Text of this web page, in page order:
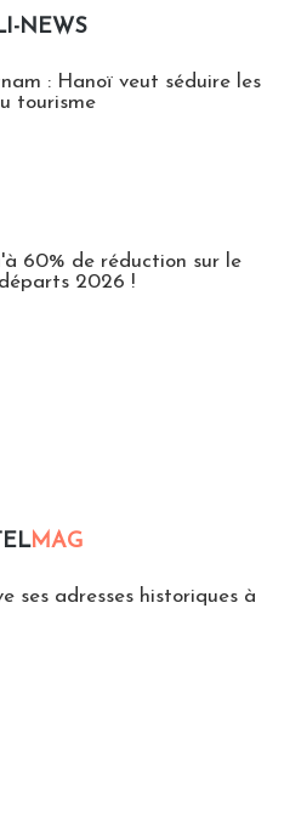
NEWS
: Hanoï veut séduire les
tourisme
60% de réduction sur le
2026 !
MAG
ses adresses historiques à